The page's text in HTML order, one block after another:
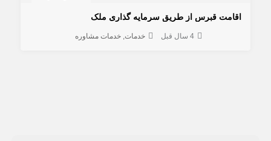
اقامت قبرس از طریق سرمایه گذاری ملک
4 سال قبل خدمات خدمات مشاوره